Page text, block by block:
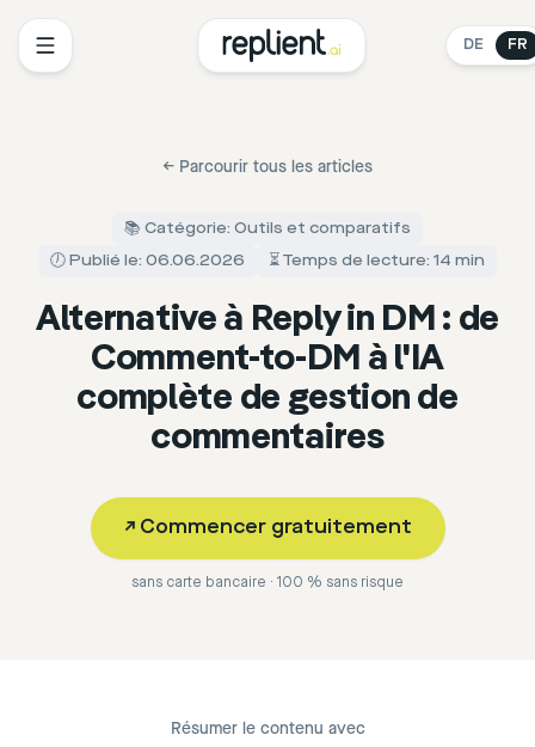
DE FR
← Parcourir tous les articles
📚 Catégorie: Outils et comparatifs
🕖 Publié le: 06.06.2026
⏳ Temps de lecture: 14 min
Alternative à Reply in DM : de
Comment-to-DM à l'IA
complète de gestion de
commentaires
↗ Commencer gratuitement
sans carte bancaire · 100 % sans risque
Résumer le contenu avec